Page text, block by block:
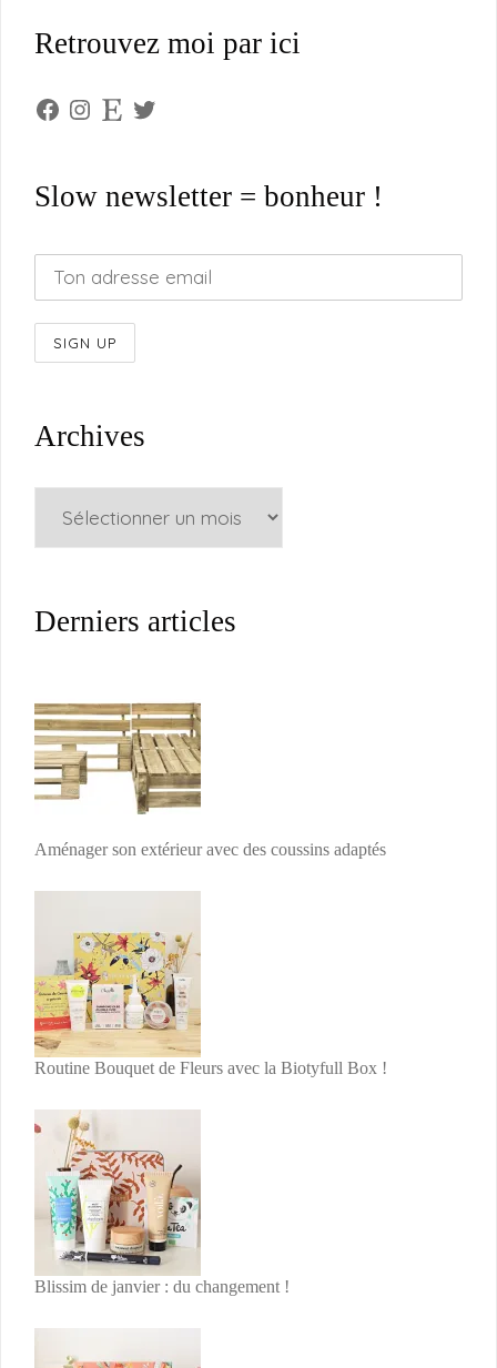
Retrouvez moi par ici
Facebook
Instagram
Etsy Twitter
Slow newsletter = bonheur !
Archives
Derniers articles
Aménager son extérieur avec des coussins adaptés
Routine Bouquet de Fleurs avec la Biotyfull Box !
Blissim de janvier : du changement !